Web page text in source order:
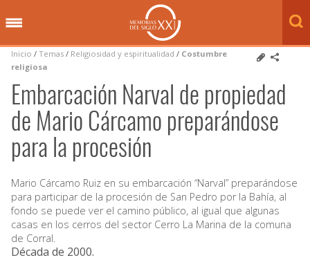
Inicio / Temas / Religiosidad y espiritualidad / Costumbre
religiosa
Embarcación Narval de propiedad
de Mario Cárcamo preparándose
para la procesión
Mario Cárcamo Ruiz en su embarcación “Narval” preparándose
para participar de la procesión de San Pedro por la Bahía, al
fondo se puede ver el camino público, al igual que algunas
casas en los cerros del sector Cerro La Marina de la comuna
de Corral.
Década de 2000.